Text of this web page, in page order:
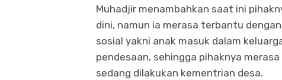
Muhadjir menambahkan saat ini
dini, namun ia merasa terbantu
sosial yakni anak masuk dalam
pendesaan, sehingga pihaknya
sedang dilakukan kementrian desa.